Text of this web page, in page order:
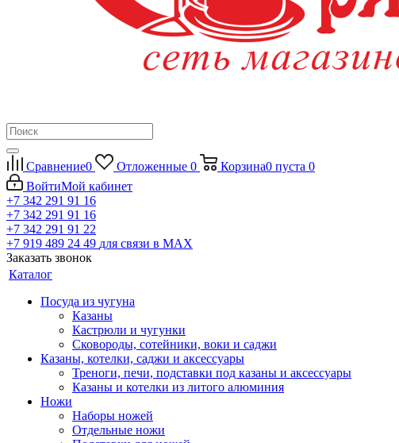
Сравнение0 Отложенные 0 Корзина0 пуста 0
ВойтиМой кабинет
+7 342 291 91 16
+7 342 291 91 16
+7 342 291 91 22
+7 919 489 24 49 для связи в МАХ
Заказать звонок
Каталог
Посуда из чугуна
Казаны
Кастрюли и чугунки
Сковороды, сотейники, воки и саджи
Казаны, котелки, саджи и аксессуары
Треноги, печи, подставки под казаны и аксессуары
Казаны и котелки из литого алюминия
Ножи
Наборы ножей
Отдельные ножи